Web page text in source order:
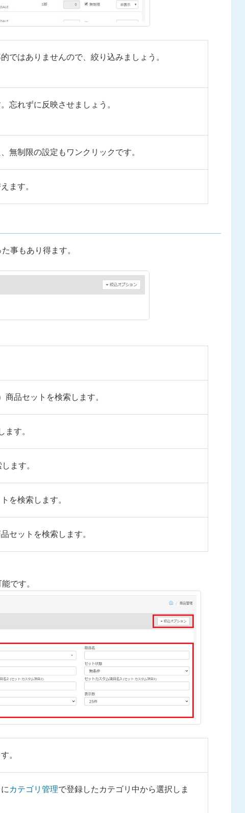
ではありませんので、絞り込みましょう。
忘れずに反映させましょう。
無制限の設定もワンクリックです。
ます。
事もあり得ます。
品セットを検索します。
す。
ます。
を検索します。
セットを検索します。
です。
。
カテゴリ管理で登録したカテゴリ中から選択しま